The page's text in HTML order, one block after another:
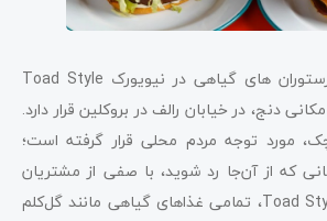
یکی دیگر از بهترین رستوران‌ های گیاهی در نیویورک Toad Style
دنج، در خیابان رالف در بروکلین قرار دارد.
مورد توجه مردم محلی قرار گرفته است؛
که از آن‌جا رد شوید، با صفی از مشتریان
روبه‌رو خواهید شد. Toad Style، تمامی غذاهای گیاهی مانند گل‌کلم